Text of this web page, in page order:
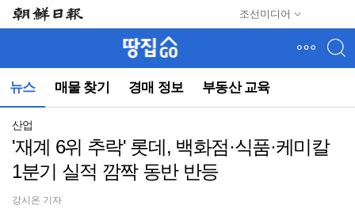
조선미디어
뉴스 매물 찾기 경매 정보 부동산 교육
뉴
(컨
산업
'재계 6위 추락' 롯데, 백화점·식품·케미칼
1분기 실적 깜짝 동반 반등
강시온 기자